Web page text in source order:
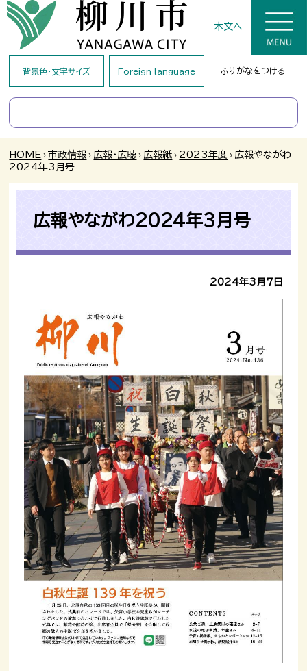
本文へ
背景色・文字サイズ Foreign language ふりがなをつける
HOME › 市政情報 › 広報・広聴 › 広報紙 › 2023年度 › 広報やながわ
2024年3月号
広報やながわ2024年3月号
2024年3月7日